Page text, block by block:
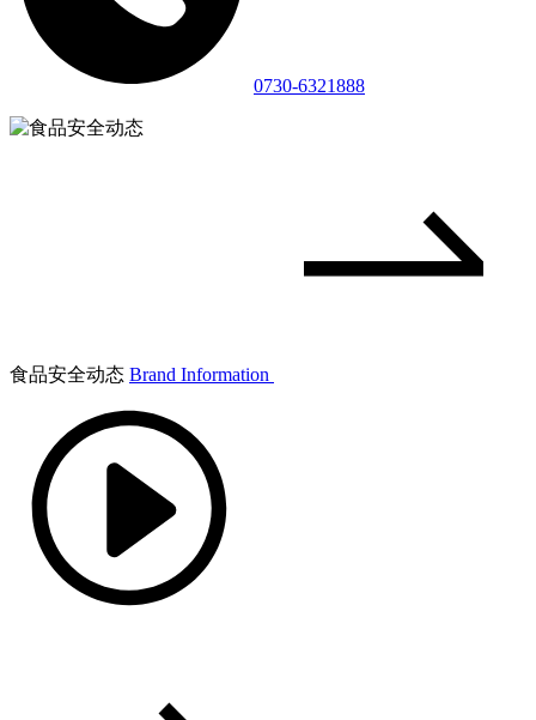
0730-6321888
食品安全动态 Brand Information